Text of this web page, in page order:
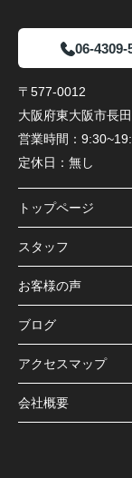
06-4309-
〒577-0012
大阪府東大阪市長
営業時間：
定休日： 無し
トップページ
スタッフ
お客様の声
ブログ
アクセスマップ
会社概要